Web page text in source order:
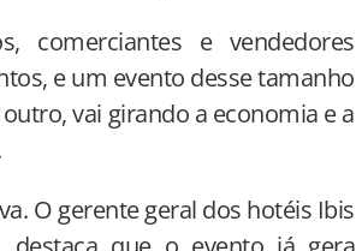
comerciantes e vendedores
e um evento desse tamanho
vai girando a economia e a
O gerente geral dos hotéis Ibis